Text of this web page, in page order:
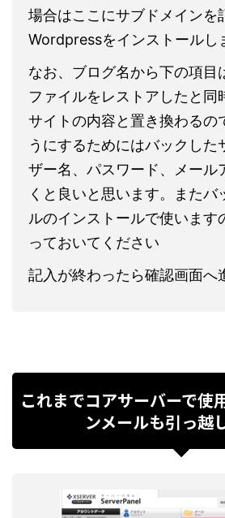
場合はここにサブドメインを
Wordpressをインストールし
なお、ブログ名から下の項目
ファイルをレストアしたと同
サイトの内容と置き換わるの
うにするためにはバックした
ザー名、パスワード、メール
くと良いと思います。またバ
ルのインストールで使います
っておいてください
記入が終わったら確認画面へ
これまでコアサーバーで使
ンメールも引っ越